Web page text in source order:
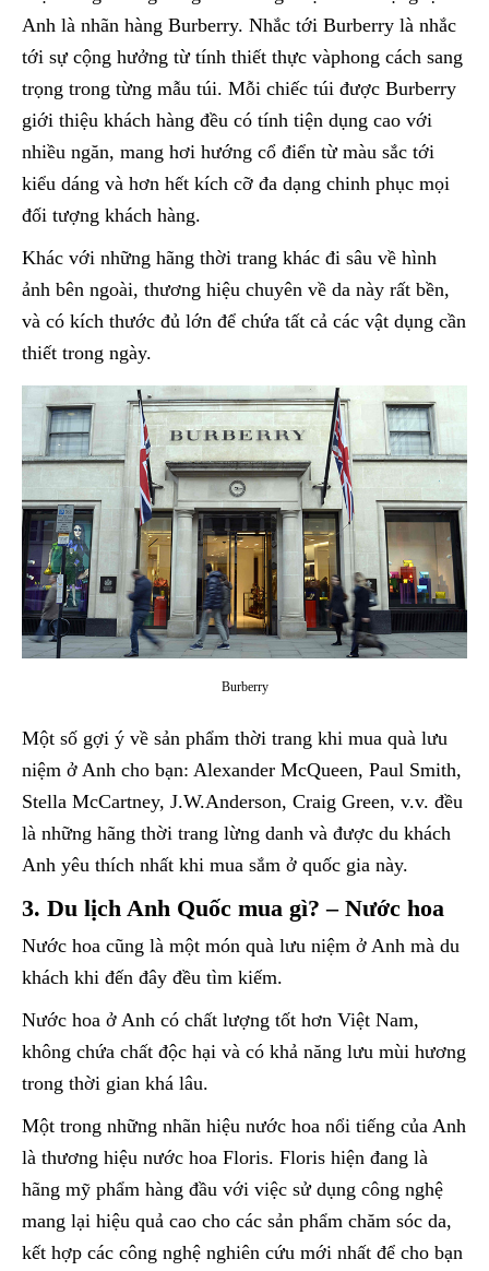
Anh là nhãn hàng Burberry. Nhắc tới Burberry là nhắc
tới sự cộng hưởng từ tính thiết thực vàphong cách sang
trọng trong từng mẫu túi. Mỗi chiếc túi được Burberry
giới thiệu khách hàng đều có tính tiện dụng cao với
nhiều ngăn, mang hơi hướng cổ điển từ màu sắc tới
kiểu dáng và hơn hết kích cỡ đa dạng chinh phục mọi
đối tượng khách hàng.
Khác với những hãng thời trang khác đi sâu về hình
ảnh bên ngoài, thương hiệu chuyên về da này rất bền,
và có kích thước đủ lớn để chứa tất cả các vật dụng cần
thiết trong ngày.
Burberry
Một số gợi ý về sản phẩm thời trang khi mua quà lưu
niệm ở Anh cho bạn: Alexander McQueen, Paul Smith,
Stella McCartney, J.W.Anderson, Craig Green, v.v. đều
là những hãng thời trang lừng danh và được du khách
Anh yêu thích nhất khi mua sắm ở quốc gia này.
3. Du lịch Anh Quốc mua gì? – Nước hoa
Nước hoa cũng là một món quà lưu niệm ở Anh mà du
khách khi đến đây đều tìm kiếm.
Nước hoa ở Anh có chất lượng tốt hơn Việt Nam,
không chứa chất độc hại và có khả năng lưu mùi hương
trong thời gian khá lâu.
Một trong những nhãn hiệu nước hoa nổi tiếng của Anh
là thương hiệu nước hoa Floris. Floris hiện đang là
hãng mỹ phẩm hàng đầu với việc sử dụng công nghệ
mang lại hiệu quả cao cho các sản phẩm chăm sóc da,
kết hợp các công nghệ nghiên cứu mới nhất để cho bạn